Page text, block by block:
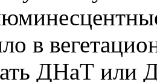
в
ДНаТ или